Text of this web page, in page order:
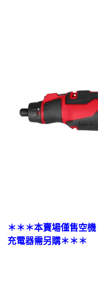
＊＊＊本賣場僅售空
充電器需另購＊＊＊